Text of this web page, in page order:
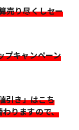
売り尽くしセー
プキャンペーン
引き」はこち
りますので、